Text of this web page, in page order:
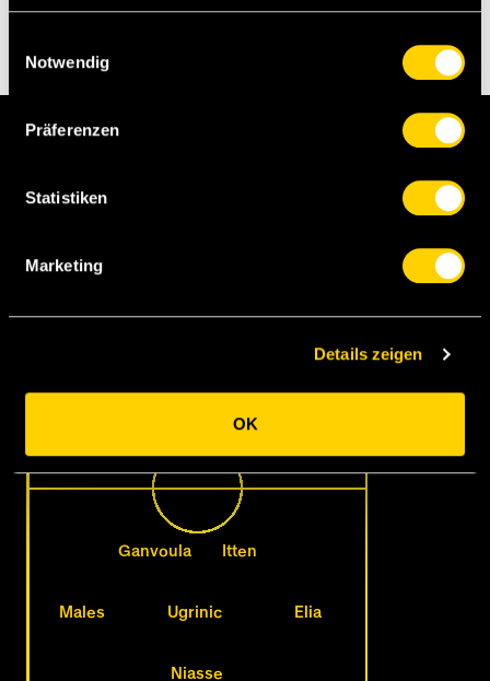
Notwendig
Präferenzen
Statistiken
Marketing
Details zeigen
OK
Morandi Babunski
Ganvoula Itten
Males Ugrinic Elia
Niasse